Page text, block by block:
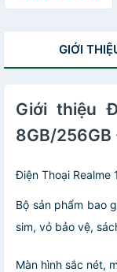
GIỚI
Giới thiệu
8GB/256GB
Điện Thoại Realme
Bộ sản phẩm bao
sim, vỏ bảo vệ,
Màn hình sắc nét,